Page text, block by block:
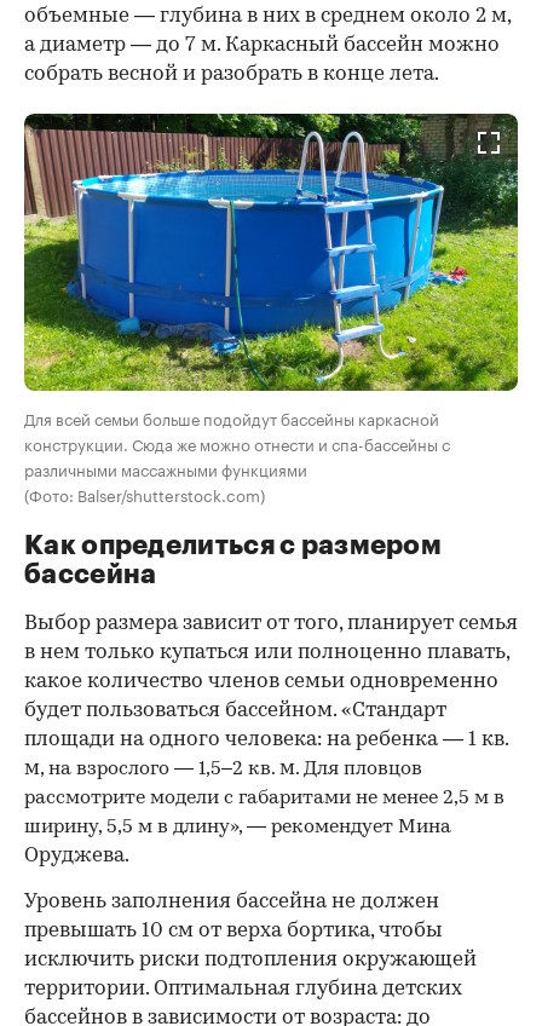
объемные — глубина в них в среднем около 2 м,
а диаметр — до 7 м. Каркасный бассейн можно
собрать весной и разобрать в конце лета.
Для всей семьи больше подойдут бассейны каркасной
конструкции. Сюда же можно отнести и спа-бассейны с
различными массажными функциями
(Фото: Balser/shutterstock.com)
Как определиться с размером
бассейна
Выбор размера зависит от того, планирует семья
в нем только купаться или полноценно плавать,
какое количество членов семьи одновременно
будет пользоваться бассейном. «Стандарт
площади на одного человека: на ребенка — 1 кв.
м, на взрослого — 1,5–2 кв. м. Для пловцов
рассмотрите модели с габаритами не менее 2,5 м в
ширину, 5,5 м в длину», — рекомендует Мина
Оруджева.
Уровень заполнения бассейна не должен
превышать 10 см от верха бортика, чтобы
исключить риски подтопления окружающей
территории. Оптимальная глубина детских
бассейнов в зависимости от возраста: до